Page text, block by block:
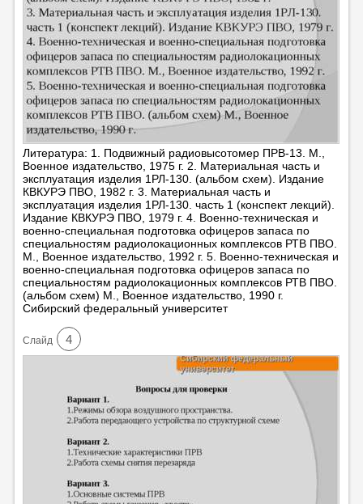
Литература: 1. Подвижный радиовысотомер ПРВ-13. М.,
Военное издательство, 1975 г. 2. Материальная часть и
эксплуатация изделия 1РЛ-130. (альбом схем). Издание
КВКУРЭ ПВО, 1982 г. 3. Материальная часть и
эксплуатация изделия 1РЛ-130. часть 1 (конспект лекций).
Издание КВКУРЭ ПВО, 1979 г. 4. Военно-техническая и
военно-специальная подготовка офицеров запаса по
специальностям радиолокационных комплексов РТВ ПВО.
М., Военное издательство, 1992 г. 5. Военно-техническая и
военно-специальная подготовка офицеров запаса по
специальностям радиолокационных комплексов РТВ ПВО.
(альбом схем) М., Военное издательство, 1990 г.
Сибирский федеральный университет
Cлайд 4